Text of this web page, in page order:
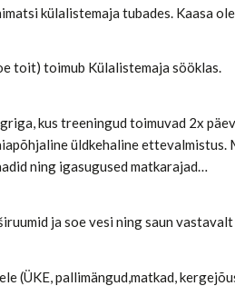
külalistemaja tubades. Kaasa
toit) toimub Külalistemaja sööklas.
kus treeningud toimuvad 2x
üldkehaline
ning igasugused matkarajad…
ja soe vesi ning saun
(ÜKE, pallimängud,matkad,